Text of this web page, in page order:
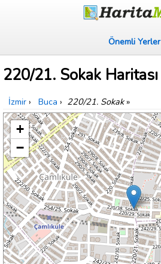
Önemli Yerler
220/21. Sokak Haritası
İzmir › Buca › 220/21. Sokak»
+
−